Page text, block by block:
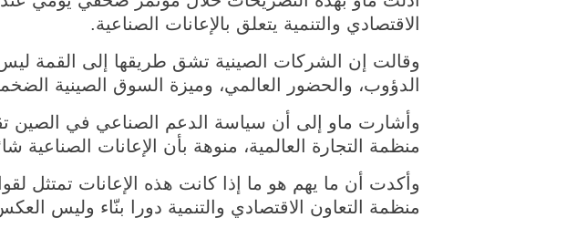
الاقتصادي والتنمية يتعلق بالإعانات الصناعية.
وقالت إن الشركات الصينية تشق طريقها إلى القمة
الدؤوب، والحضور العالمي، وميزة السوق الصينية
وأشارت ماو إلى أن سياسة الدعم الصناعي في الصين
منظمة التجارة العالمية، منوهة بأن الإعانات الصناعية
وأكدت أن ما يهم هو ما إذا كانت هذه الإعانات تمتثل
منظمة التعاون الاقتصادي والتنمية دورا بنّاء وليس